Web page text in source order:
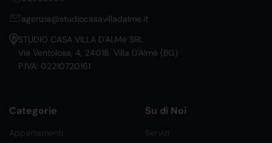
agenzia@studiocasavilladalme.it
STUDIO CASA VILLA D'ALMè SRL
Via Ventolosa, 4, 24018, Villa D'Almè (BG)
P.IVA: 02210720161
Categorie
Appartamenti
Su di Noi
Servizi